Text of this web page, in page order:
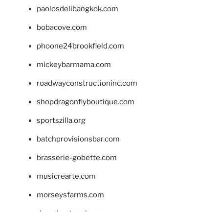
paolosdelibangkok.com
bobacove.com
phoone24brookfield.com
mickeybarmama.com
roadwayconstructioninc.com
shopdragonflyboutique.com
sportszilla.org
batchprovisionsbar.com
brasserie-gobette.com
musicrearte.com
morseysfarms.com